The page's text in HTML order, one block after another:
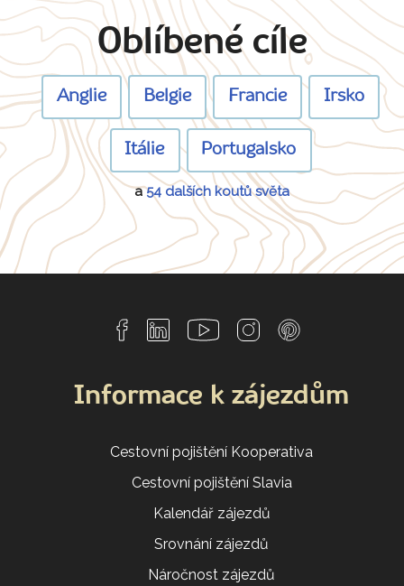
Oblíbené cíle
Anglie Belgie Francie Irsko
Itálie Portugalsko
a54 dalších koutů světa
Informace k zájezdům
Cestovní pojištění Kooperativa
Cestovní pojištění Slavia
Kalendář zájezdů
Srovnání zájezdů
Náročnost zájezdů